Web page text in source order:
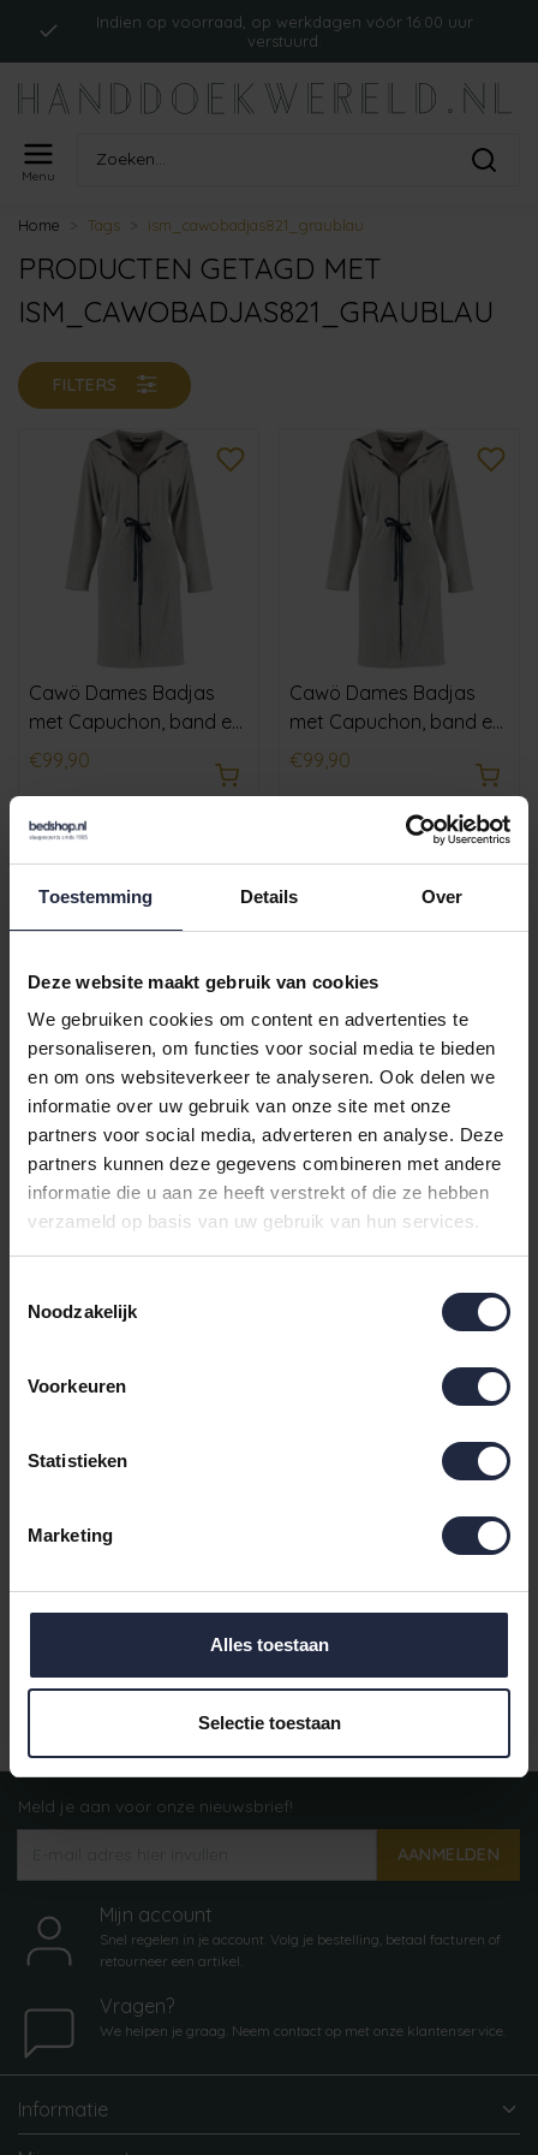
Toestemming Details Over
Deze website maakt gebruik van cookies
We gebruiken cookies om content en advertenties te
personaliseren, om functies voor social media te bieden
en om ons websiteverkeer te analyseren. Ook delen we
informatie over uw gebruik van onze site met onze
partners voor social media, adverteren en analyse. Deze
partners kunnen deze gegevens combineren met andere
informatie die u aan ze heeft verstrekt of die ze hebben
verzameld op basis van uw gebruik van hun services.
Noodzakelijk
Voorkeuren
Statistieken
Marketing
Alles toestaan
Selectie toestaan
Indien op voorraad, op werkdagen vóór 16:00 uur
verstuurd.
Menu
Home Tags ism_cawobadjas821_graublau
PRODUCTEN GETAGD MET
ISM_CAWOBADJAS821_GRAUBLAU
FILTERS
Cawö Dames Badjas
met Capuchon, band en
€99,90
Cawö Dames Badjas
met Capuchon, band en
€99,90
Cawö Dames Badjas
met Capuchon, band en
rits 821 - Grau-blau S
€99,90
Cawö Dames Badjas
met Capuchon, band en
rits 821 - Grau-blau M
€99,90
met Capuchon, band en
verstuurd.
Meld je aan voor onze nieuwsbrief!
AANMELDEN
Mijn account
Snel regelen in je account. Volg je bestelling, betaal facturen of
retourneer een artikel.
Vragen?
We helpen je graag. Neem contact op met onze klantenservice.
Informatie